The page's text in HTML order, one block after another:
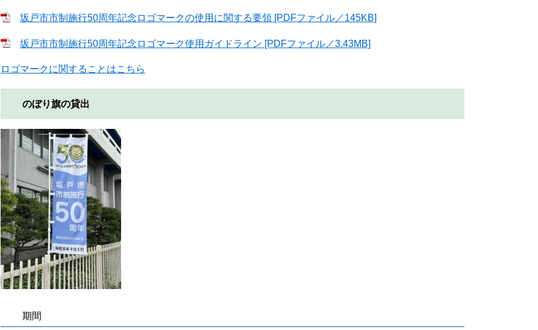
坂戸市市制施行50周年記念ロゴマークの使用に関する要領 [PDFファイル／145KB]
坂戸市市制施行50周年記念ロゴマーク使用ガイドライン [PDFファイル／3.43MB]
ロゴマークに関することはこちら
のぼり旗の貸出
期間